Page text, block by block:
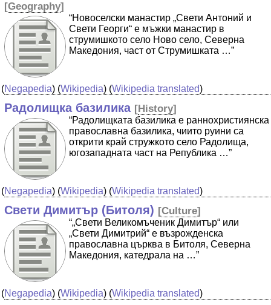
[Geography]
“Новоселски манастир „Свети Антоний и
Свети Георги“ е мъжки манастир в
струмишкото село Ново село, Северна
Македония, част от Струмишката …”
(Negapedia) (Wikipedia) (Wikipedia translated)
Радолищка базилика [History]
“Радолищката базилика е раннохристиянска
православна базилика, чиито руини са
открити край стружкото село Радолища,
югозападната част на Република …”
(Negapedia) (Wikipedia) (Wikipedia translated)
Свети Димитър (Битоля) [Culture]
“„Свети Великомъченик Димитър“ или
„Свети Димитрий“ е възрожденска
православна църква в Битоля, Северна
Македония, катедрала на …”
(Negapedia) (Wikipedia) (Wikipedia translated)